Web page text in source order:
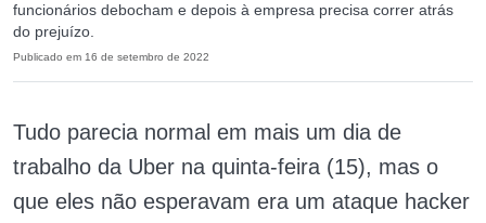
funcionários debocham e depois à empresa precisa correr atrás
do prejuízo.
Publicado em 16 de setembro de 2022
Tudo parecia normal em mais um dia de
trabalho da Uber na quinta-feira (15), mas o
que eles não esperavam era um ataque hacker